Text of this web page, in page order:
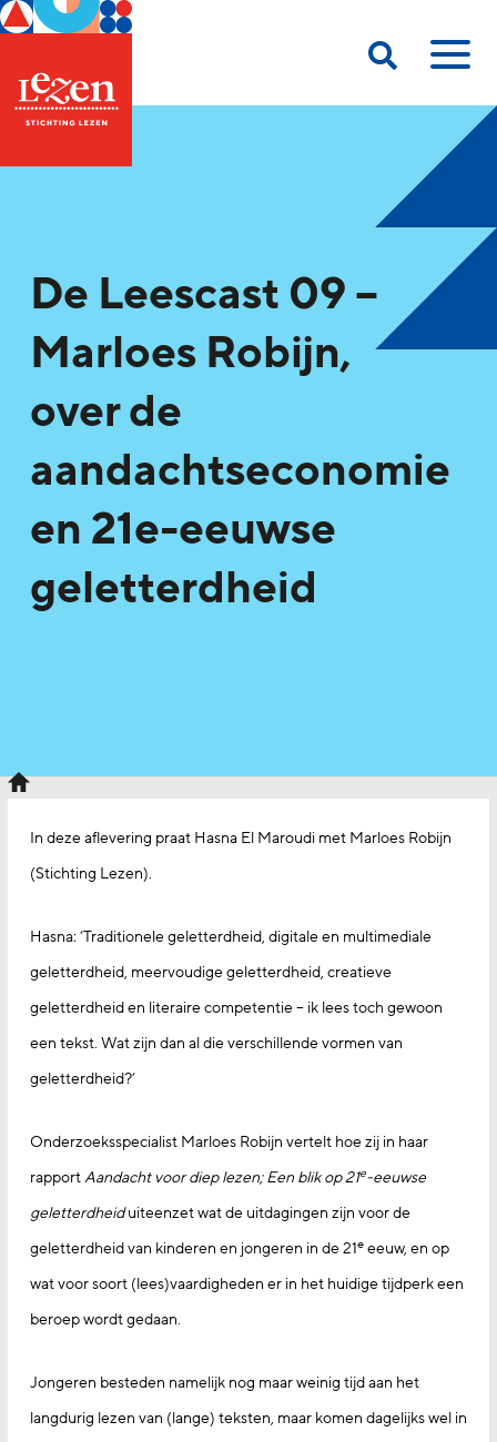
De Leescast 09 –
Marloes Robijn,
over de
aandachtseconomie
en 21e-eeuwse
geletterdheid
In deze aflevering praat Hasna El Maroudi met Marloes Robijn
(Stichting Lezen).
Hasna: ‘Traditionele geletterdheid, digitale en multimediale
geletterdheid, meervoudige geletterdheid, creatieve
geletterdheid en literaire competentie – ik lees toch gewoon
een tekst. Wat zijn dan al die verschillende vormen van
geletterdheid?’
Onderzoeksspecialist Marloes Robijn vertelt hoe zij in haar
rapportAandacht voor diep lezen; Een blik op 21e-eeuwse
geletterdheiduiteenzet wat de uitdagingen zijn voor de
geletterdheid van kinderen en jongeren in de 21e eeuw, en op
wat voor soort (lees)vaardigheden er in het huidige tijdperk een
beroep wordt gedaan.
Jongeren besteden namelijk nog maar weinig tijd aan het
langdurig lezen van (lange) teksten, maar komen dagelijks wel in